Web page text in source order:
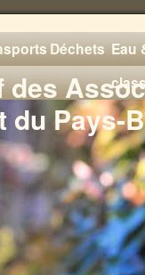
des
du Pays-
Déchets Eau